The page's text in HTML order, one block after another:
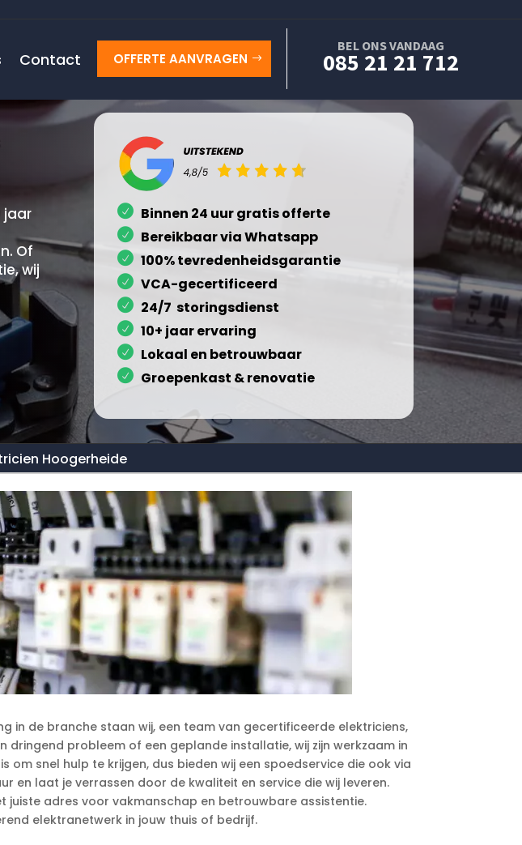
Contact OFFERTE AANVRAGEN
BEL ONS VANDAAG
085 21 21 712
jaar
Of
wij
Binnen 24 uur gratis offerte
Bereikbaar via Whatsapp
100% tevredenheidsgarantie
VCA-gecertificeerd
24/7 storingsdienst
10+ jaar ervaring
Lokaal en betrouwbaar
Groepenkast & renovatie
Hoogerheide
in de branche staan wij, een team van gecertificeerde elektriciens,
probleem of een geplande installatie, wij zijn werkzaam in
om snel hulp te krijgen, dus bieden wij een spoedservice die ook via
en laat je verrassen door de kwaliteit en service die wij leveren.
adres voor vakmanschap en betrouwbare assistentie.
elektranetwerk in jouw thuis of bedrijf.